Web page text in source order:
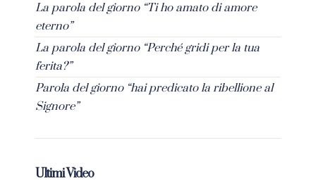
La parola del giorno “Ti ho amato di amore
eterno”
La parola del giorno “Perché gridi per la tua
ferita?”
Parola del giorno “hai predicato la ribellione al
Signore”
Ultimi Video